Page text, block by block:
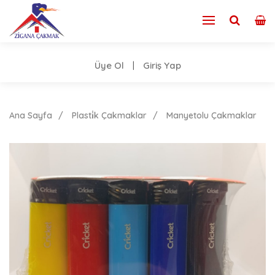
Üye Ol Giriş Yap
Ana Sayfa Plasti̇k Çakmaklar Manyetolu Çakmaklar